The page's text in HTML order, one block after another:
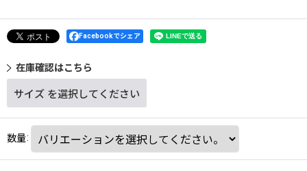
Facebookでシェア
在庫確認はこちら
サイズ を選択してください
数量: